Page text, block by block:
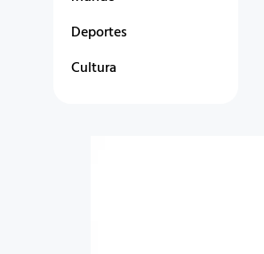
Deportes
Cultura